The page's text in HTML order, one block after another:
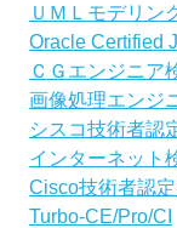
ＵＭＬモデリン
Oracle Certified
ＣＧエンジニア
画像処理エンジ
シスコ技術者認
インターネット
Cisco技術者認定
Turbo-CE/Pro/CI